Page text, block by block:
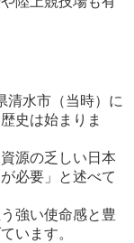
清水市（当時）に
史は始まりま
源の乏しい日本
必要」と述べて
強い使命感と豊
います。